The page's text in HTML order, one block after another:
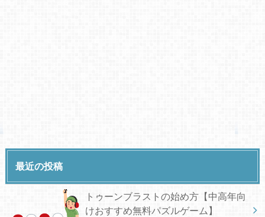
最近の投稿
トゥーンブラストの始め方【中高年向
けおすすめ無料パズルゲーム】